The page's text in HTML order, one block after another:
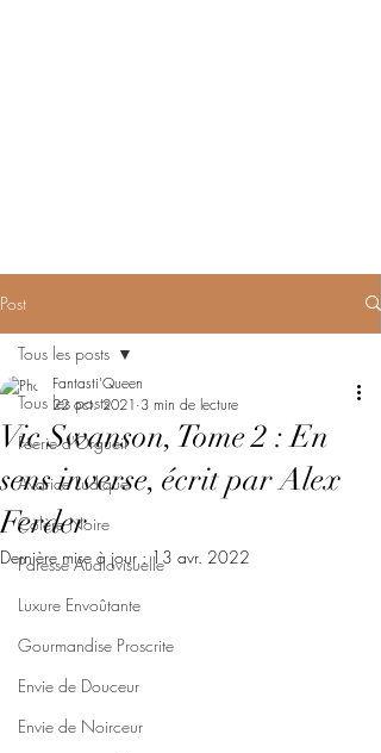
Post
Tous les posts
Féerie d'Orgueil
Avarice Ludique
Colère Noire
Paresse Audiovisuelle
Luxure Envoûtante
Gourmandise Proscrite
Envie de Douceur
Envie de Noirceur
Tous les posts
Vic Swanson, Tome 2 : En
sens inverse, écrit par Alex
Ferder
Fantasti'Queen
22 oct. 2021 3 min de lecture
Dernière mise à jour :13 avr. 2022